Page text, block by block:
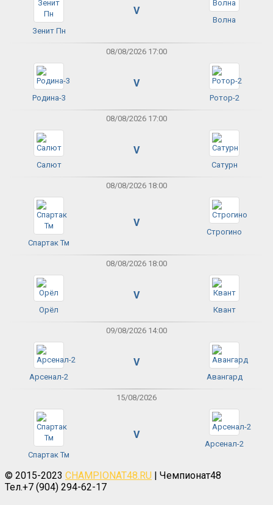
Зенит Пн
V
Волна
08/08/2026 17:00
Родина-3
V
Ротор-2
08/08/2026 17:00
Салют
V
Сатурн
08/08/2026 18:00
Спартак Тм
V
Строгино
08/08/2026 18:00
Орёл
V
Квант
09/08/2026 14:00
Арсенал-2
V
Авангард
15/08/2026
Спартак Тм
V
Арсенал-2
© 2015-2023 CHAMPIONAT48.RU | Чемпионат48
Тел.+7 (904) 294-62-17